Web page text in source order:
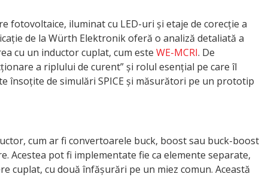
fotovoltaice, iluminat cu LED-uri și etaje de corecție a
de la Würth Elektronik oferă o analiză detaliată a
cu un inductor cuplat, cum este WE-MCRI. De
a riplului de curent” și rolul esențial pe care îl
însoțite de simulări SPICE și măsurători pe un prototip
cum ar fi convertoarele buck, boost sau buck-
Acestea pot fi implementate fie ca elemente separate,
cuplat, cu două înfășurări pe un miez comun. Această